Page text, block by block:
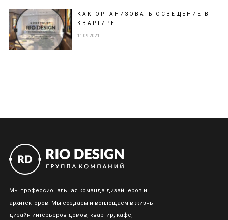
КАК ОРГАНИЗОВАТЬ ОСВЕЩЕНИЕ В
КВАРТИРЕ
11.09.2021
Мы профессиональная команда дизайнеров и
архитекторов! Мы создаем и воплощаем в жизнь
дизайн интерьеров домов, квартир, кафе,